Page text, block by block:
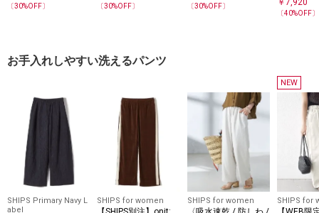
ブ プルオーバー
〔30%OFF〕
5/78
〔30%OFF〕 〔30%OFF〕
ー
￥7,920
〔40%OFF〕
お手入れしやすい洗えるパンツ
SHIPS Primary Navy L
abel
SHIPS for women SHIPS for women
NEW
SHIPS for